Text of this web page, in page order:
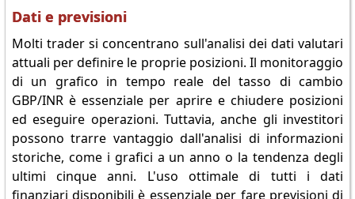
Dati e previsioni
Molti trader si concentrano sull'analisi dei dati valutari
attuali per definire le proprie posizioni. Il monitoraggio
di un grafico in tempo reale del tasso di cambio
GBP/INR è essenziale per aprire e chiudere posizioni
ed eseguire operazioni. Tuttavia, anche gli investitori
possono trarre vantaggio dall'analisi di informazioni
storiche, come i grafici a un anno o la tendenza degli
ultimi cinque anni. L'uso ottimale di tutti i dati
finanziari disponibili è essenziale per fare previsioni di